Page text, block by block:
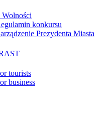
konkursu
Prezydenta Miasta
tourists
business